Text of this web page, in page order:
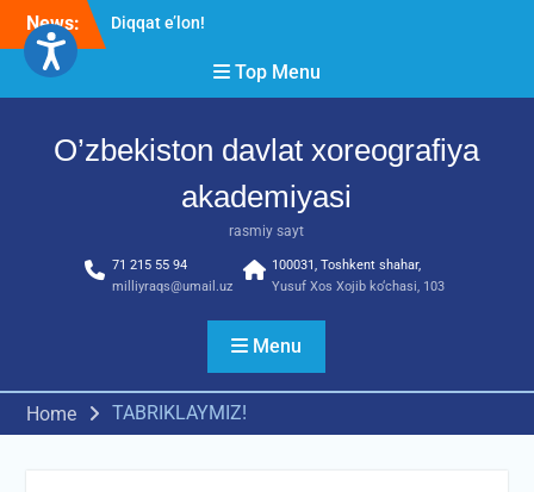
Skip
content
News:
Diqqat e’lon!
2026” tadbiri bo‘lib o‘tdi
RESPUBLIKA ILMIY-
Top Menu
O’zbekiston davlat xoreografiya
akademiyasi
rasmiy sayt
71 215 55 94
milliyraqs@umail.uz
100031, Toshkent shahar,
Yusuf Xos Xojib ko‘chasi, 103
Menu
Home TABRIKLAYMIZ!